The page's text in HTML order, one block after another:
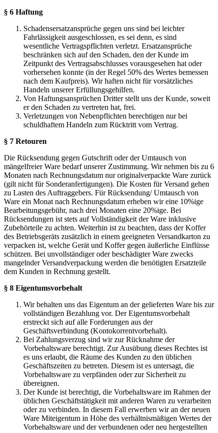
§ 6 Haftung
Schadensersatzansprüche gegen uns sind bei leichter
Fahrlässigkeit ausgeschlossen, es sei denn, es sind
wesentliche Vertragspflichten verletzt. Ersatzansprüche
beschränken sich auf den Schaden, den der Kunde im
Zeitpunkt des Vertragsabschlusses vorausgesehen hat oder
vorhersehen konnte (in der Regel 50% des Wertes bemessen
nach dem Kaufpreis). Wir haften nicht für vorsätzliches
Handeln unserer Erfüllungsgehilfen.
Von Haftungsansprüchen Dritter stellt uns der Kunde, soweit
er den Schaden zu vertreten hat, frei.
Verletzungen von Nebenpflichten berechtigen nur bei
schuldhaftem Handeln zum Rücktritt vom Vertrag.
§ 7 Retouren
Die Rücksendung gegen Gutschrift oder der Umtausch von
mängelfreier Ware bedarf unserer Zustimmung. Wir nehmen bis zu 6
Monaten nach Rechnungsdatum nur originalverpackte Ware zurück
(gilt nicht für Sonderanfertigungen). Die Kosten für Versand gehen
zu Lasten des Auftraggebers. Für Rücksendung/ Umtausch von
Ware ein Monat nach Rechnungsdatum erheben wir eine 10%ige
Bearbeitungsgebühr, nach drei Monaten eine 20%ige. Bei
Rücksendungen ist stets auf Vollständigkeit der Ware inklusive
Zubehörteile zu achten. Weiterhin ist zu beachten, dass der Koffer
des Betriebsgeräts zusätzlich in einem geeigneten Versandkarton zu
verpacken ist, welche Gerät und Koffer gegen äußerliche Einflüsse
schützen. Bei unvollständiger oder beschädigter Ware zwecks
mangelnder Versandverpackung werden die benötigten Ersatzteile
dem Kunden in Rechnung gestellt.
§ 8 Eigentumsvorbehalt
Wir behalten uns das Eigentum an der gelieferten Ware bis zur
vollständigen Bezahlung vor. Der Eigentumsvorbehalt
erstreckt sich auf alle Forderungen aus der
Geschäftsverbindung (Kontokorrentvorbehalt).
Bei Zahlungsverzug sind wir zur Rücknahme der
Vorbehaltsware berechtigt. Zur Ausübung dieses Rechtes ist
es uns erlaubt, die Räume des Kunden zu den üblichen
Geschäftszeiten zu betreten. Diesem ist es untersagt, die
Vorbehaltsware zu verpfänden oder zur Sicherheit zu
übereignen.
Der Kunde ist berechtigt, die Vorbehaltsware im Rahmen der
üblichen Geschäftstätigkeit mit anderen Waren zu verarbeiten
oder zu verbinden. In diesem Fall erwerben wir an der neuen
Ware Miteigentum in Höhe des verhältnismäßigen Wertes der
Vorbehaltsware und der verbundenen oder neu hergestellten